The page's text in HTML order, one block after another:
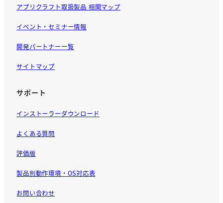
アプリクラフト取扱製品 相関マップ
イベント・セミナー情報
開発パートナー一覧
サイトマップ
サポート
インストーラーダウンロード
よくある質問
評価版
製品別動作環境・OS対応表
お問い合わせ